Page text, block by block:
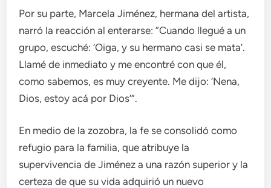
Por su parte, Marcela Jiménez, hermana del artista,
narró la reacción al enterarse: “Cuando llegué a un
grupo, escuché: ‘Oiga, y su hermano casi se mata’.
Llamé de inmediato y me encontré con que él,
como sabemos, es muy creyente. Me dijo: ‘Nena,
Dios, estoy acá por Dios’”.
En medio de la zozobra, la fe se consolidó como
refugio para la familia, que atribuye la
supervivencia de Jiménez a una razón superior y la
certeza de que su vida adquirió un nuevo